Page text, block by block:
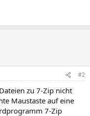
#2
zu 7-Zip nicht
Maustaste auf eine
7-Zip